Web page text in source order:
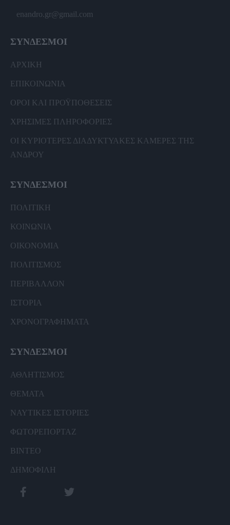
enandro.gr@gmail.com
ΣΥΝΔΕΣΜΟΙ
ΑΡΧΙΚΗ
ΕΠΙΚΟΙΝΩΝΙΑ
ΟΡΟΙ ΚΑΙ ΠΡΟΫΠΟΘΕΣΕΙΣ
ΧΡΗΣΙΜΕΣ ΠΛΗΡΟΦΟΡΙΕΣ
ΟΙ ΚΥΡΙΟΤΕΡΕΣ ΔΙΑΔΥΚΤΥΑΚΕΣ ΚΑΜΕΡΕΣ ΤΗΣ
ΑΝΔΡΟΥ
ΣΥΝΔΕΣΜΟΙ
ΠΟΛΙΤΙΚΗ
ΚΟΙΝΩΝΙΑ
ΟΙΚΟΝΟΜΙΑ
ΠΟΛΙΤΙΣΜΟΣ
ΠΕΡΙΒΑΛΛΟΝ
ΙΣΤΟΡΙΑ
ΧΡΟΝΟΓΡΑΦΗΜΑΤΑ
ΣΥΝΔΕΣΜΟΙ
ΑΘΛΗΤΙΣΜΟΣ
ΘΕΜΑΤΑ
ΝΑΥΤΙΚΕΣ ΙΣΤΟΡΙΕΣ
ΦΩΤΟΡΕΠΟΡΤΑΖ
ΒΙΝΤΕΟ
ΔΗΜΟΦΙΛΗ